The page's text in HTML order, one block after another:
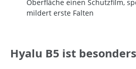
Oberfläche einen Schutzfilm,
mildert erste Falten
Hyalu B5 ist